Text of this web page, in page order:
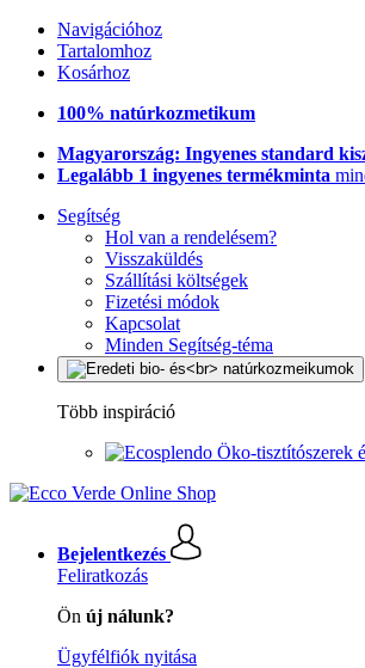
Navigációhoz
Tartalomhoz
Kosárhoz
100% natúrkozmetikum
Magyarország: Ingyenes standard
Legalább 1 ingyenes termékminta
Segítség
Hol van a rendelésem?
Visszaküldés
Szállítási költségek
Fizetési módok
Kapcsolat
Minden Segítség-téma
Több inspiráció
Öko-tisztítószerek
Bejelentkezés
Feliratkozás
Ön új nálunk?
Ügyfélfiók nyitása